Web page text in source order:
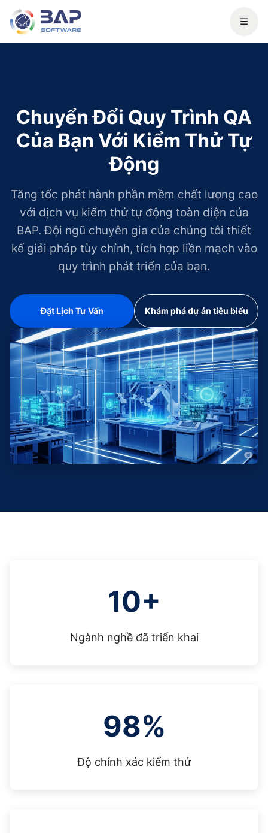
Chuyển Đổi Quy Trình QA
Của Bạn Với Kiểm Thử Tự
Động
Tăng tốc phát hành phần mềm chất lượng cao
với dịch vụ kiểm thử tự động toàn diện của
BAP. Đội ngũ chuyên gia của chúng tôi thiết
kế giải pháp tùy chỉnh, tích hợp liền mạch vào
quy trình phát triển của bạn.
Đặt Lịch Tư Vấn Khám phá dự án tiêu biểu
10+
Ngành nghề đã triển khai
98%
Độ chính xác kiểm thử